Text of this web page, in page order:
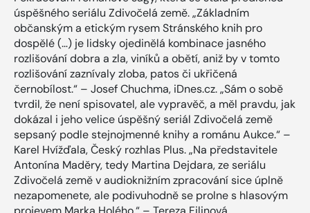
úspěšného seriálu Zdivočelá země. „Základním
občanským a etickým rysem Stránského knih pro
dospělé (…) je lidsky ojedinělá kombinace jasného
rozlišování dobra a zla, viníků a obětí, aniž by v tomto
rozlišování zaznívaly zloba, patos či ukřičená
černobílost.“ – Josef Chuchma, iDnes.cz. „Sám o sobě
tvrdil, že není spisovatel, ale vypravěč, a měl pravdu, jak
dokázal i jeho velice úspěšný seriál Zdivočelá země
sepsaný podle stejnojmenné knihy a románu Aukce.“ –
Karel Hvížďala, Český rozhlas Plus. „Na představitele
Antonína Maděry, tedy Martina Dejdara, ze seriálu
Zdivočelá země v audioknižním zpracování sice úplně
nezapomenete, ale podivuhodně se prolne s hlasovým